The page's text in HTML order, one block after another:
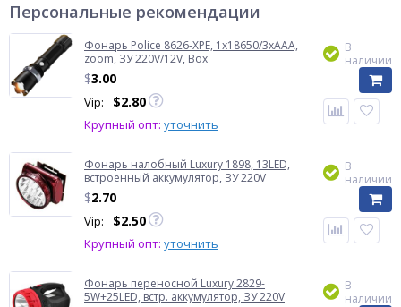
Персональные рекомендации
Фонарь Police 8626-XPE, 1х18650/3xAAA,
zoom, ЗУ 220V/12V, Box
$3.00
Vip: $2.80
Крупный опт: уточнить
В
наличии
Фонарь налобный Luxury 1898, 13LED,
встроенный аккумулятор, ЗУ 220V
$2.70
Vip: $2.50
Крупный опт: уточнить
В
наличии
Фонарь переносной Luxury 2829-
5W+25LED, встр. аккумулятор, ЗУ 220V
В
наличии